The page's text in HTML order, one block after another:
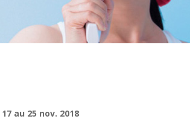
17 au 25 nov. 2018